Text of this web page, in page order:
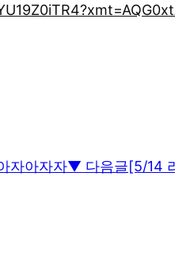
아자자▼ 다음글[5/14